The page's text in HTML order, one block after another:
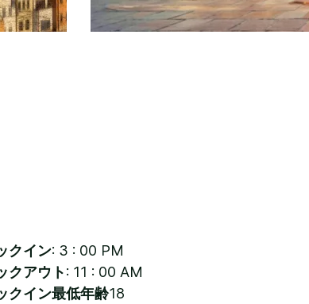
クイン: 3 : 00 PM
クアウト: 11 : 00 AM
クイン最低年齢18